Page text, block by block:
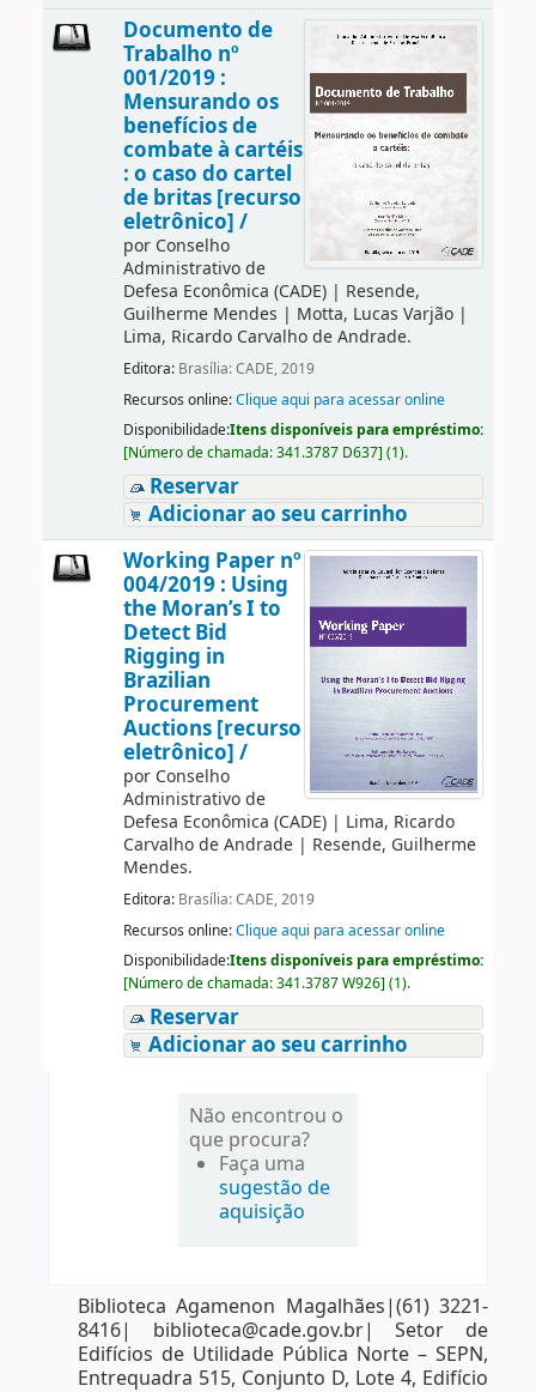
Documento de
Trabalho nº
001/2019 :
Mensurando os
benefícios de
combate à cartéis
: o caso do cartel
de britas [recurso
eletrônico] /
por Conselho
Administrativo de
Defesa Econômica (CADE)| Resende,
Guilherme Mendes | Motta, Lucas Varjão|
Lima, Ricardo Carvalho de Andrade.
Editora: Brasília: CADE, 2019
Recursos online:Clique aqui para acessar online
Disponibilidade:Itens disponíveis para empréstimo:
[Número de chamada:341.3787 D637] (1).
Reservar
Adicionar ao seu carrinho
Working Paper nº
004/2019 : Using
the Moran’s I to
Detect Bid
Rigging in
Brazilian
Procurement
Auctions [recurso
eletrônico] /
por Conselho
Administrativo de
Defesa Econômica (CADE)| Lima, Ricardo
Carvalho de Andrade| Resende, Guilherme
Mendes.
Editora: Brasília: CADE, 2019
Recursos online:Clique aqui para acessar online
Disponibilidade:Itens disponíveis para empréstimo:
[Número de chamada:341.3787 W926] (1).
Reservar
Adicionar ao seu carrinho
Não encontrou o
que procura?
Faça uma
sugestão de
aquisição
Biblioteca Agamenon Magalhães|(61) 3221-
8416| biblioteca@cade.gov.br| Setor de
Edifícios de Utilidade Pública Norte – SEPN,
Entrequadra 515, Conjunto D, Lote 4, Edifício